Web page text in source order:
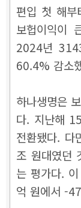
편입 첫 해부
보헙이익이
2024년
60.4% 감소
하나생명은
다. 지난해
전환됐다. 다
조 원대였던
는 평가다.
억 원에서 -